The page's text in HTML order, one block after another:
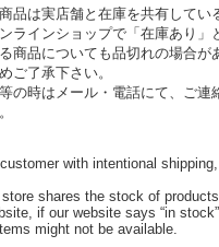
品は実店舗と在庫を共有してい
ラインショップで「在庫あり」
商品についても品切れの場合が
ご了承下さい。
の時はメール・電話にて、ご連
with intentional shipping,
shares the stock of
if our website says “in
might not be available.